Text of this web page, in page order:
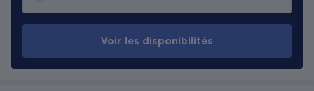
Voir les disponibilités